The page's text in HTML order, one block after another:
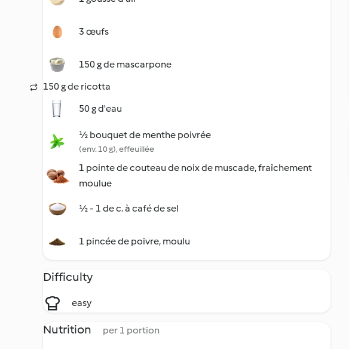
3 œufs
150 g de mascarpone
150 g de ricotta
50 g d'eau
½ bouquet de menthe poivrée
(env. 10 g), effeuillée
1 pointe de couteau de noix de muscade, fraîchement
moulue
½ - 1 de c. à café de sel
1 pincée de poivre, moulu
Difficulty
easy
Nutrition per 1 portion